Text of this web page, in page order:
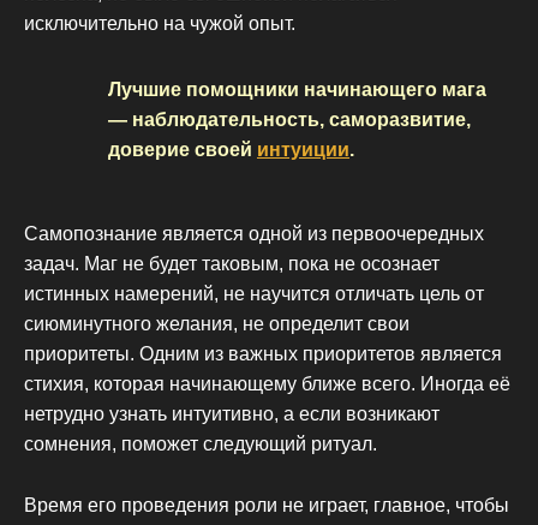
исключительно на чужой опыт.
Лучшие помощники начинающего мага
— наблюдательность, саморазвитие,
доверие своей интуиции.
Самопознание является одной из первоочередных
задач. Маг не будет таковым, пока не осознает
истинных намерений, не научится отличать цель от
сиюминутного желания, не определит свои
приоритеты. Одним из важных приоритетов является
стихия, которая начинающему ближе всего. Иногда её
нетрудно узнать интуитивно, а если возникают
сомнения, поможет следующий ритуал.
Время его проведения роли не играет, главное, чтобы